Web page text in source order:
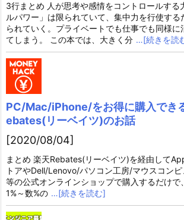
3行まとめ 人が思考や感情をコントロールする
ルパワー」は限られていて、集中力を行使する
られていく。プライベートでも仕事でも同様に
てしまう。 この本では、大きく分 …[続きを読
PC/Mac/iPhone/をお得に購入でき
ebates(リーベイツ)のお話
[2020/08/04]
まとめ 楽天Rebates(リーベイツ)を経由して
トアやDell/Lenovo/パソコン工房/マウスコンピ
等の公式オンラインショップで購入するだけで
1%～数%の …[続きを読む]